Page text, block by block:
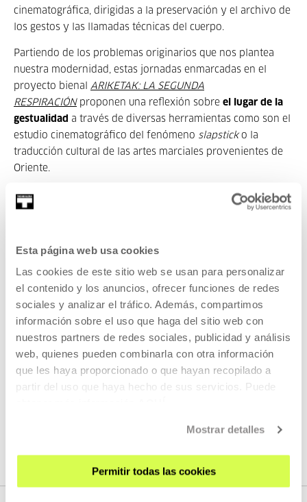
Esta página web usa cookies
Las cookies de este sitio web se usan para personalizar
el contenido y los anuncios, ofrecer funciones de redes
sociales y analizar el tráfico. Además, compartimos
información sobre el uso que haga del sitio web con
nuestros partners de redes sociales, publicidad y análisis
web, quienes pueden combinarla con otra información
que les haya proporcionado o que hayan recopilado a
partir del uso que haya hecho de sus servicios. Puede
Mostrar detalles
Permitir todas las cookies
cinematográfica, dirigidas a la preservación y el archivo de
los gestos y las llamadas técnicas del cuerpo.
Partiendo de los problemas originarios que nos plantea
nuestra modernidad, estas jornadas enmarcadas en el
proyecto bienal ARIKETAK: LA SEGUNDA
RESPIRACIÓNproponen una reflexión sobre el lugar de la
gestualidad a través de diversas herramientas como son el
estudio cinematográfico del fenómeno slapsticko la
traducción cultural de las artes marciales provenientes de
Oriente.
2019
PENSAMIENTO
24 MAY 2018
Ejercicios de lecturas exotas